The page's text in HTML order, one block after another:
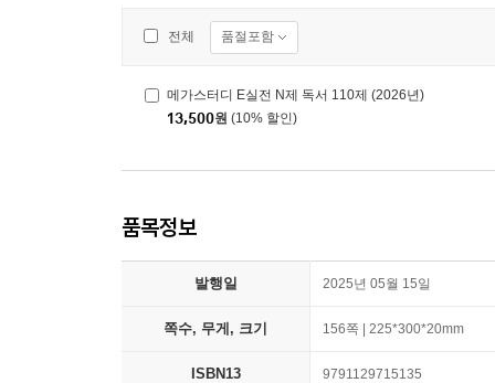
전체 품절포함
메가스터디 E실전 N제 독서 110제 (2026년)
13,500원 (10% 할인)
품목정보
발행일 2025년 05월 15일
쪽수, 무게, 크기 156쪽 | 225*300*20mm
ISBN13 9791129715135